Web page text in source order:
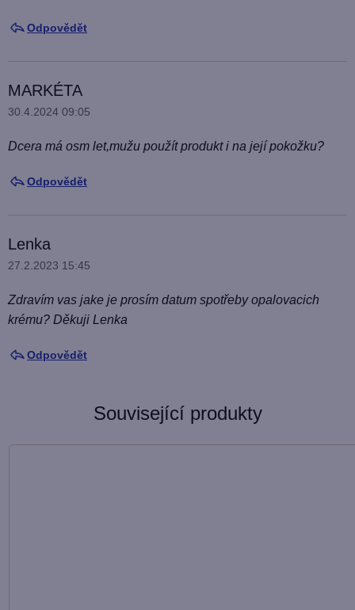
Související produkty
Odpovědět
MARKÉTA
30.4.2024 09:05
Dcera má osm let,mužu použít produkt i na její pokožku?
Odpovědět
Lenka
27.2.2023 15:45
Zdravím vas jake je prosím datum spotřeby opalovacich
krému? Děkuji Lenka
Odpovědět